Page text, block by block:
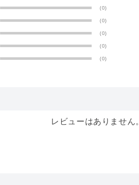
(0)
(0)
(0)
(0)
(0)
レビューはありません